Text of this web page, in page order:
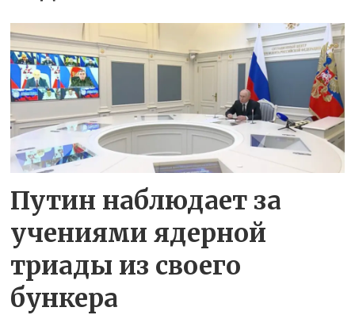
Путин наблюдает за
учениями ядерной
триады из своего
бункера